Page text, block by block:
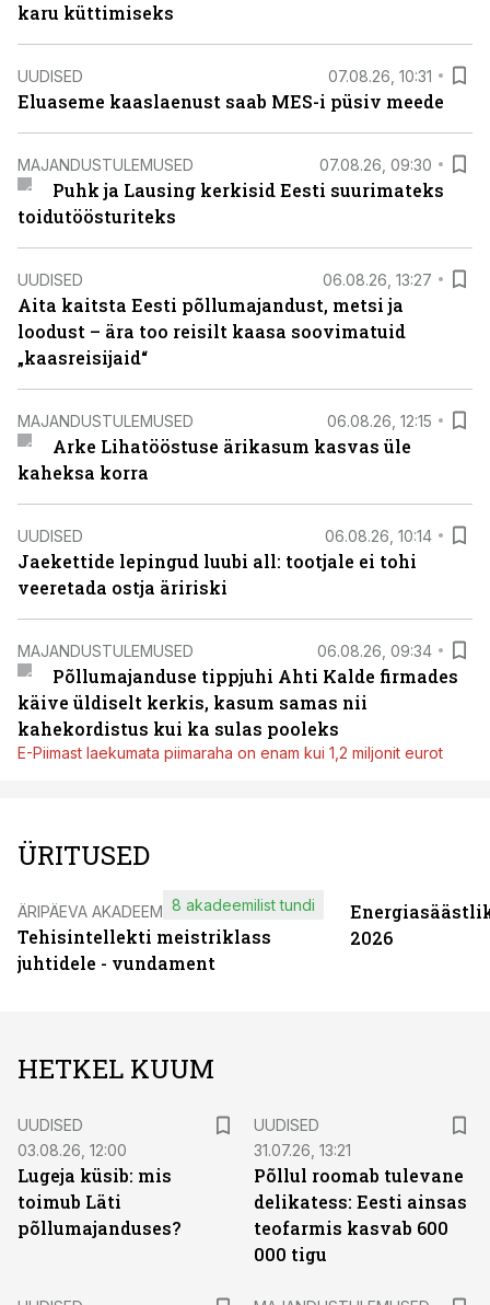
karu küttimiseks
UUDISED 07.08.26, 10:31
Eluaseme kaaslaenust saab MES-i püsiv meede
MAJANDUSTULEMUSED 07.08.26, 09:30
Puhk ja Lausing kerkisid Eesti suurimateks
toidutöösturiteks
UUDISED 06.08.26, 13:27
Aita kaitsta Eesti põllumajandust, metsi ja
loodust – ära too reisilt kaasa soovimatuid
„kaasreisijaid“
MAJANDUSTULEMUSED 06.08.26, 12:15
Arke Lihatööstuse ärikasum kasvas üle
kaheksa korra
UUDISED 06.08.26, 10:14
Jaekettide lepingud luubi all: tootjale ei tohi
veeretada ostja äririski
MAJANDUSTULEMUSED 06.08.26, 09:34
Põllumajanduse tippjuhi Ahti Kalde firmades
käive üldiselt kerkis, kasum samas nii
kahekordistus kui ka sulas pooleks
E-Piimast laekumata piimaraha on enam kui 1,2 miljonit eurot
ÜRITUSED
ÄRIPÄEVA AKADEEMIA
Tehisintellekti meistriklass
juhtidele - vundament
8 akadeemilist tundi
2026
HETKEL KUUM
UUDISED
03.08.26, 12:00
Lugeja küsib: mis
toimub Läti
põllumajanduses?
UUDISED
31.07.26, 13:21
Põllul roomab tulevane
delikatess: Eesti ainsas
teofarmis kasvab 600
000 tigu